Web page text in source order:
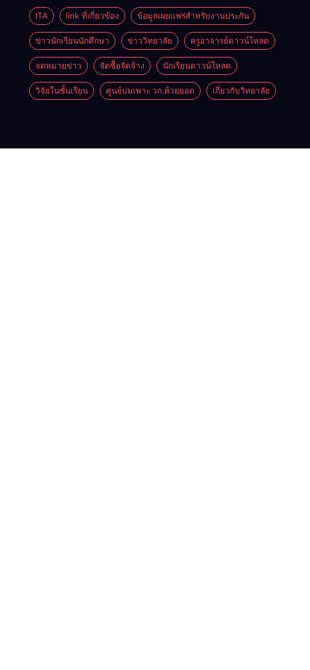
ITA link ที่เกี่ยวข้อง ข้อมูลเผยแพร่สำหรับงานประกัน
ข่าวนักเรียนนักศึกษา ข่าววิทยาลัย ครูอาจารย์ดาวน์โหลด
จดหมายข่าว จัดซื้อจัดจ้าง นักเรียนดาวน์โหลด
วิจัยในชั้นเรียน ศูนย์บ่มเพาะ วก.ห้วยยอด เกี่ยวกับวิทยาลัย